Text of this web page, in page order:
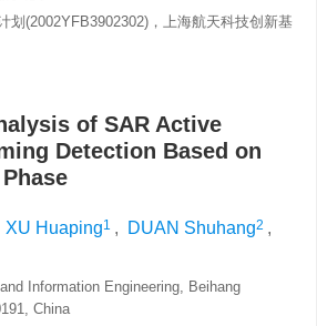
划(2002YFB3902302)，上海航天科技创新基
of SAR Active
Detection Based on
XU Huaping1 , DUAN Shuhang2 ,
Information Engineering, Beihang
China